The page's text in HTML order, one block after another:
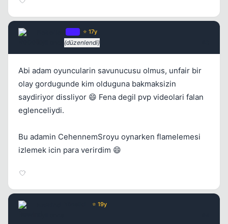
⭐ 17y
(düzenlendi)
Abi adam oyuncularin savunucusu olmus, unfair bir
olay gordugunde kim olduguna bakmaksizin
saydiriyor dissliyor 😄 Fena degil pvp videolari falan
eglenceliydi.
Bu adamin CehennemSroyu oynarken flamelemesi
izlemek icin para verirdim 😄
⭐ 19y